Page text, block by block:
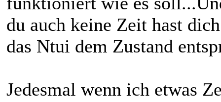
du auch keine Zeit hast
das Ntui dem Zustand
Jedesmal wenn ich etwas